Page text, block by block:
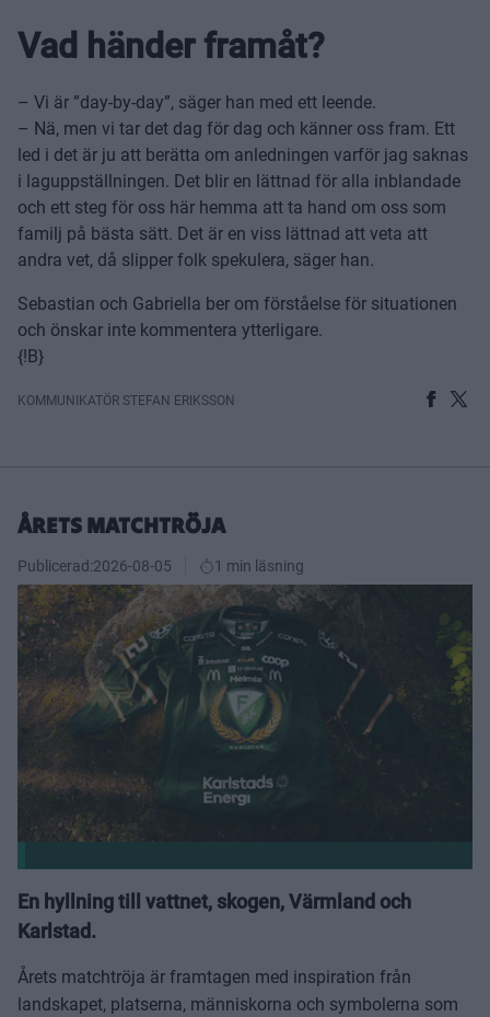
Vad händer framåt?
– Vi är ”day-by-day”, säger han med ett leende.
– Nä, men vi tar det dag för dag och känner oss fram. Ett
led i det är ju att berätta om anledningen varför jag saknas
i laguppställningen. Det blir en lättnad för alla inblandade
och ett steg för oss här hemma att ta hand om oss som
familj på bästa sätt. Det är en viss lättnad att veta att
andra vet, då slipper folk spekulera, säger han.
Sebastian och Gabriella ber om förståelse för situationen
och önskar inte kommentera ytterligare.
{!B}
KOMMUNIKATÖR STEFAN ERIKSSON
ÅRETS MATCHTRÖJA
Publicerad:2026-08-05 1 min läsning
En hyllning till vattnet, skogen, Värmland och
Karlstad.
Årets matchtröja är framtagen med inspiration från
landskapet, platserna, människorna och symbolerna som